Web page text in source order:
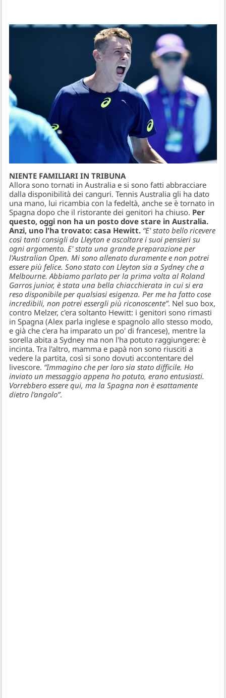
NIENTE FAMILIARI IN TRIBUNA
​Allora sono tornati in Australia e si sono fatti abbracciare
dalla disponibilità dei canguri. Tennis Australia gli ha dato
una mano, lui ricambia con la fedeltà, anche se è tornato in
Spagna dopo che il ristorante dei genitori ha chiuso. Per
questo, oggi non ha un posto dove stare in Australia.
Anzi, uno l'ha trovato: casa Hewitt. “E' stato bello ricevere
così tanti consigli da Lleyton e ascoltare i suoi pensieri su
ogni argomento. E' stata una grande preparazione per
l'Australian Open. Mi sono allenato duramente e non potrei
essere più felice. Sono stato con Lleyton sia a Sydney che a
Melbourne. Abbiamo parlato per la prima volta al Roland
Garros junior, è stata una bella chiacchierata in cui si era
reso disponibile per qualsiasi esigenza. Per me ha fatto cose
incredibili, non potrei essergli più riconoscente”. Nel suo box,
contro Melzer, c'era soltanto Hewitt: i genitori sono rimasti
in Spagna (Alex parla inglese e spagnolo allo stesso modo,
e già che c'era ha imparato un po' di francese), mentre la
sorella abita a Sydney ma non l'ha potuto raggiungere: è
incinta. Tra l'altro, mamma e papà non sono riusciti a
vedere la partita, così si sono dovuti accontentare del
livescore. “Immagino che per loro sia stato difficile. Ho
inviato un messaggio appena ho potuto, erano entusiasti.
Vorrebbero essere qui, ma la Spagna non è esattamente
dietro l'angolo”.